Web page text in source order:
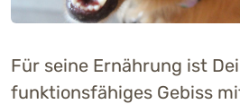
Für seine Ernährung ist
funktionsfähiges Gebiss